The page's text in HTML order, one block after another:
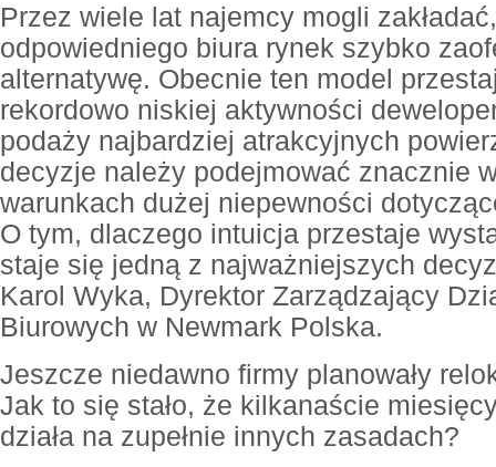
Przez wiele lat najemcy mogli
odpowiedniego biura rynek szybko
alternatywę. Obecnie ten model
rekordowo niskiej aktywności
podaży najbardziej atrakcyjnych
decyzje należy podejmować znacznie
warunkach dużej niepewności
O tym, dlaczego intuicja przestaje
staje się jedną z najważniejszych
Karol Wyka, Dyrektor Zarządzający
Biurowych w Newmark Polska.
Jeszcze niedawno firmy planowały
Jak to się stało, że kilkanaście
działa na zupełnie innych zasadach?